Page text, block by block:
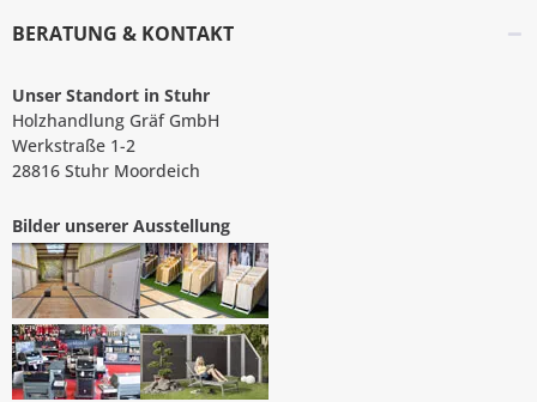
BERATUNG & KONTAKT
Unser Standort in Stuhr
Holzhandlung Gräf GmbH
Werkstraße 1-2
28816 Stuhr Moordeich
Bilder unserer Ausstellung